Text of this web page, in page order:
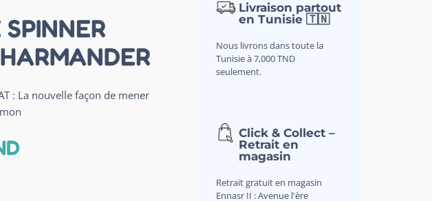
: La nouvelle façon de mener
Livraison partout
en Tunisie 🇹🇳
Nous livrons dans toute la
Tunisie à 7,000 TND
seulement.
Click & Collect –
Retrait en
magasin
Retrait gratuit en magasin
Ennasr II : Avenue l'ère